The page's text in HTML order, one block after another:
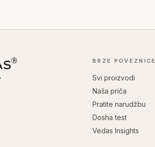
BRZE POVEZNICE
Svi proizvodi
Naša priča
Pratite narudžbu
Dosha test
Vedas Insights